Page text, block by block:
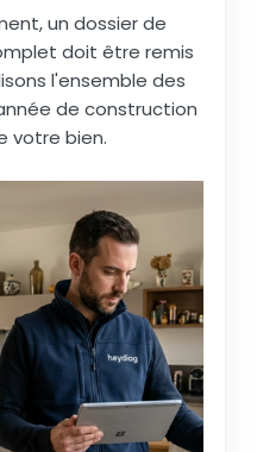
un dossier de
doit être remis
l'ensemble des
de construction
votre bien.